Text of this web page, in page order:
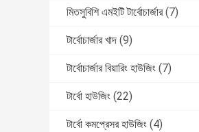
মিতসুবিশি এমইটি টার্বোচার্জার (7)
টার্বোচার্জার খাদ (9)
টার্বোচার্জার বিয়ারিং হাউজিং (7)
টার্বো হাউজিং (22)
টার্বো কমপ্রেসর হাউজিং (4)